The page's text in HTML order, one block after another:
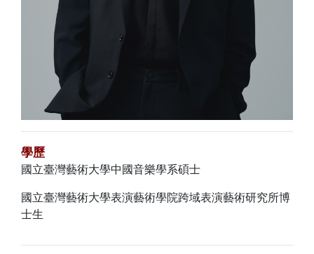
學歷
國立臺灣藝術大學中國音樂學系碩士
國立臺灣藝術大學表演藝術學院跨域表演藝術研究所博
士生